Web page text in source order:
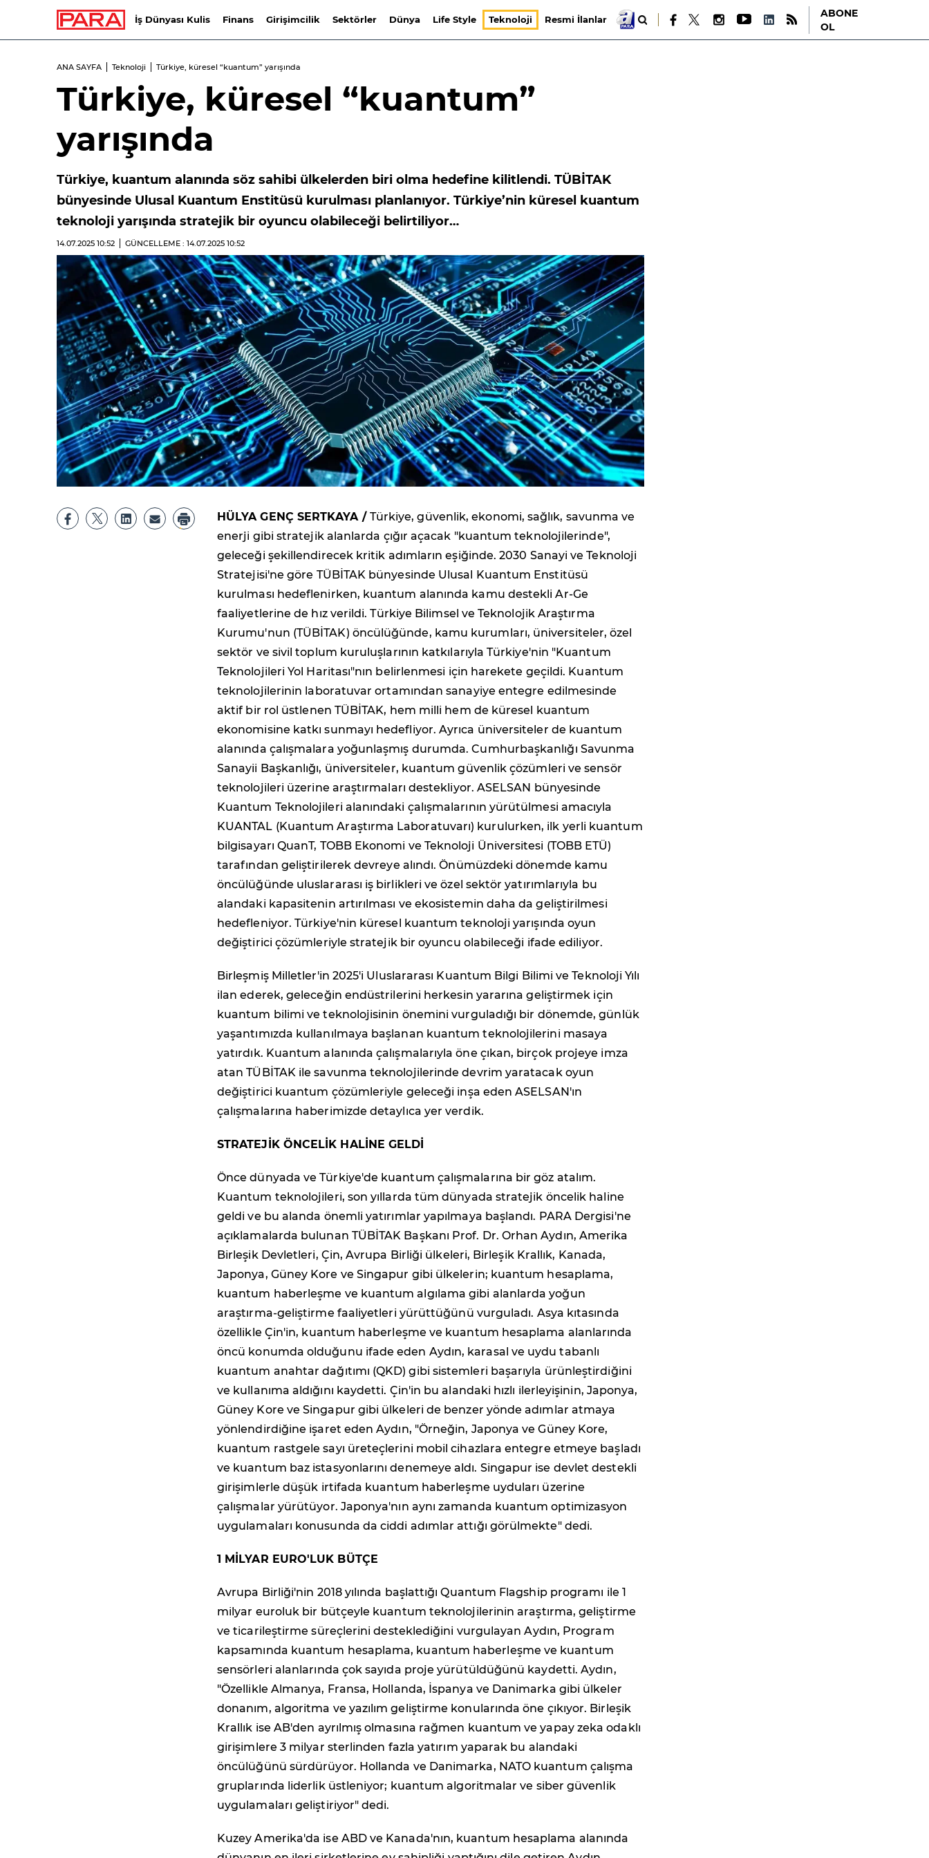
İş Dünyası Kulis Finans Girişimcilik Sektörler Dünya Life Style Teknoloji Resmi İlanlar
ABONE
OL
ANA SAYFA Teknoloji Türkiye, küresel “kuantum” yarışında
Türkiye, küresel “kuantum”
yarışında
Türkiye, kuantum alanında söz sahibi ülkelerden biri olma hedefine kilitlendi. TÜBİTAK
bünyesinde Ulusal Kuantum Enstitüsü kurulması planlanıyor. Türkiye’nin küresel kuantum
teknoloji yarışında stratejik bir oyuncu olabileceği belirtiliyor…
14.07.2025 10:52 GÜNCELLEME : 14.07.2025 10:52
HÜLYA GENÇ SERTKAYA / Türkiye, güvenlik, ekonomi, sağlık, savunma ve
enerji gibi stratejik alanlarda çığır açacak "kuantum teknolojilerinde",
geleceği şekillendirecek kritik adımların eşiğinde. 2030 Sanayi ve Teknoloji
Stratejisi'ne göre TÜBİTAK bünyesinde Ulusal Kuantum Enstitüsü
kurulması hedeflenirken, kuantum alanında kamu destekli Ar-Ge
faaliyetlerine de hız verildi. Türkiye Bilimsel ve Teknolojik Araştırma
Kurumu'nun (TÜBİTAK) öncülüğünde, kamu kurumları, üniversiteler, özel
sektör ve sivil toplum kuruluşlarının katkılarıyla Türkiye'nin "Kuantum
Teknolojileri Yol Haritası"nın belirlenmesi için harekete geçildi. Kuantum
teknolojilerinin laboratuvar ortamından sanayiye entegre edilmesinde
aktif bir rol üstlenen TÜBİTAK, hem milli hem de küresel kuantum
ekonomisine katkı sunmayı hedefliyor. Ayrıca üniversiteler de kuantum
alanında çalışmalara yoğunlaşmış durumda. Cumhurbaşkanlığı Savunma
Sanayii Başkanlığı, üniversiteler, kuantum güvenlik çözümleri ve sensör
teknolojileri üzerine araştırmaları destekliyor. ASELSAN bünyesinde
Kuantum Teknolojileri alanındaki çalışmalarının yürütülmesi amacıyla
KUANTAL (Kuantum Araştırma Laboratuvarı) kurulurken, ilk yerli kuantum
bilgisayarı QuanT, TOBB Ekonomi ve Teknoloji Üniversitesi (TOBB ETÜ)
tarafından geliştirilerek devreye alındı. Önümüzdeki dönemde kamu
öncülüğünde uluslararası iş birlikleri ve özel sektör yatırımlarıyla bu
alandaki kapasitenin artırılması ve ekosistemin daha da geliştirilmesi
hedefleniyor. Türkiye'nin küresel kuantum teknoloji yarışında oyun
değiştirici çözümleriyle stratejik bir oyuncu olabileceği ifade ediliyor.
Birleşmiş Milletler'in 2025'i Uluslararası Kuantum Bilgi Bilimi ve Teknoloji Yılı
ilan ederek, geleceğin endüstrilerini herkesin yararına geliştirmek için
kuantum bilimi ve teknolojisinin önemini vurguladığı bir dönemde, günlük
yaşantımızda kullanılmaya başlanan kuantum teknolojilerini masaya
yatırdık. Kuantum alanında çalışmalarıyla öne çıkan, birçok projeye imza
atan TÜBİTAK ile savunma teknolojilerinde devrim yaratacak oyun
değiştirici kuantum çözümleriyle geleceği inşa eden ASELSAN'ın
çalışmalarına haberimizde detaylıca yer verdik.
STRATEJİK ÖNCELİK HALİNE GELDİ
Önce dünyada ve Türkiye'de kuantum çalışmalarına bir göz atalım.
Kuantum teknolojileri, son yıllarda tüm dünyada stratejik öncelik haline
geldi ve bu alanda önemli yatırımlar yapılmaya başlandı. PARA Dergisi'ne
açıklamalarda bulunan TÜBİTAK Başkanı Prof. Dr. Orhan Aydın, Amerika
Birleşik Devletleri, Çin, Avrupa Birliği ülkeleri, Birleşik Krallık, Kanada,
Japonya, Güney Kore ve Singapur gibi ülkelerin; kuantum hesaplama,
kuantum haberleşme ve kuantum algılama gibi alanlarda yoğun
araştırma-geliştirme faaliyetleri yürüttüğünü vurguladı. Asya kıtasında
özellikle Çin'in, kuantum haberleşme ve kuantum hesaplama alanlarında
öncü konumda olduğunu ifade eden Aydın, karasal ve uydu tabanlı
kuantum anahtar dağıtımı (QKD) gibi sistemleri başarıyla ürünleştirdiğini
ve kullanıma aldığını kaydetti. Çin'in bu alandaki hızlı ilerleyişinin, Japonya,
Güney Kore ve Singapur gibi ülkeleri de benzer yönde adımlar atmaya
yönlendirdiğine işaret eden Aydın, "Örneğin, Japonya ve Güney Kore,
kuantum rastgele sayı üreteçlerini mobil cihazlara entegre etmeye başladı
ve kuantum baz istasyonlarını denemeye aldı. Singapur ise devlet destekli
girişimlerle düşük irtifada kuantum haberleşme uyduları üzerine
çalışmalar yürütüyor. Japonya'nın aynı zamanda kuantum optimizasyon
uygulamaları konusunda da ciddi adımlar attığı görülmekte" dedi.
1 MİLYAR EURO'LUK BÜTÇE
Avrupa Birliği'nin 2018 yılında başlattığı Quantum Flagship programı ile 1
milyar euroluk bir bütçeyle kuantum teknolojilerinin araştırma, geliştirme
ve ticarileştirme süreçlerini desteklediğini vurgulayan Aydın, Program
kapsamında kuantum hesaplama, kuantum haberleşme ve kuantum
sensörleri alanlarında çok sayıda proje yürütüldüğünü kaydetti. Aydın,
"Özellikle Almanya, Fransa, Hollanda, İspanya ve Danimarka gibi ülkeler
donanım, algoritma ve yazılım geliştirme konularında öne çıkıyor. Birleşik
Krallık ise AB'den ayrılmış olmasına rağmen kuantum ve yapay zeka odaklı
girişimlere 3 milyar sterlinden fazla yatırım yaparak bu alandaki
öncülüğünü sürdürüyor. Hollanda ve Danimarka, NATO kuantum çalışma
gruplarında liderlik üstleniyor; kuantum algoritmalar ve siber güvenlik
uygulamaları geliştiriyor" dedi.
Kuzey Amerika'da ise ABD ve Kanada'nın, kuantum hesaplama alanında